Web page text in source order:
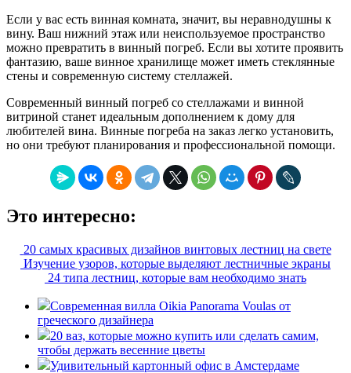
Если у вас есть винная комната, значит, вы неравнодушны к
вину. Ваш нижний этаж или неиспользуемое пространство
можно превратить в винный погреб. Если вы хотите проявить
фантазию, ваше винное хранилище может иметь стеклянные
стены и современную систему стеллажей.
Современный винный погреб со стеллажами и винной
витриной станет идеальным дополнением к дому для
любителей вина. Винные погреба на заказ легко установить,
но они требуют планирования и профессиональной помощи.
Это интересно:
20 самых красивых дизайнов винтовых лестниц на свете
Изучение узоров, которые выделяют лестничные экраны
24 типа лестниц, которые вам необходимо знать
Современная вилла Oikia Panorama Voulas от
греческого дизайнера
20 ваз, которые можно купить или сделать самим,
чтобы держать весенние цветы
Удивительный картонный офис в Амстердаме